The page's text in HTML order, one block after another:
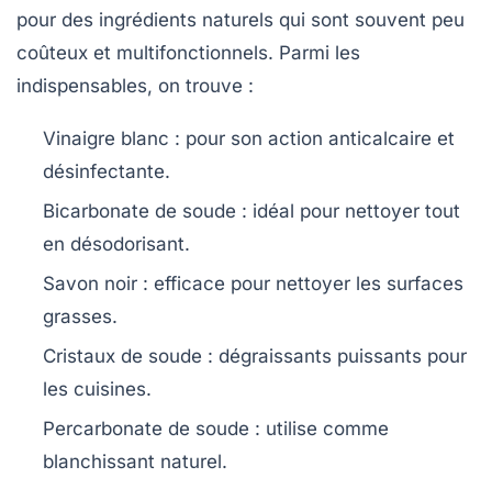
pour des ingrédients naturels qui sont souvent peu
coûteux et multifonctionnels. Parmi les
indispensables, on trouve :
Vinaigre blanc : pour son action anticalcaire et
désinfectante.
Bicarbonate de soude : idéal pour nettoyer tout
en désodorisant.
Savon noir : efficace pour nettoyer les surfaces
grasses.
Cristaux de soude : dégraissants puissants pour
les cuisines.
Percarbonate de soude : utilise comme
blanchissant naturel.